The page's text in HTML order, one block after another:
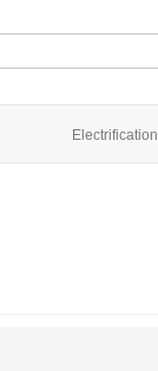
Electrification